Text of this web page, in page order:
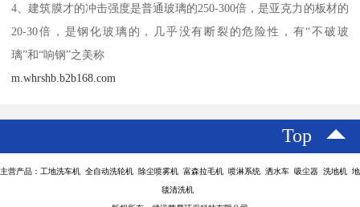
4、建筑膜才的冲击强度是普通玻璃的250-300倍，是亚克力的板材的
20-30倍，是钢化玻璃的，几乎没有断裂的危险性，有“不破玻
璃”和“响钢”之美称
m.whrshb.b2b168.com
Top
主营产品：工地洗车机 全自动洗轮机 除尘喷雾机 富森拉毛机 喷淋系统 洒水车 吸尘器 洗地机 地
毯清洗机